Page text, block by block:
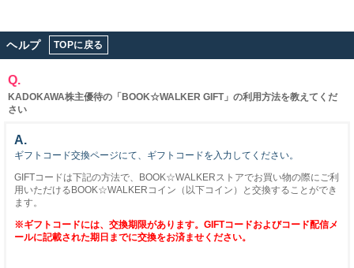
ヘルプ TOPに戻る
Q.
KADOKAWA株主優待の「BOOK☆WALKER GIFT」の利用方法を教えてくだ
さい
A.
ギフトコード交換ページにて、ギフトコードを入力してください。
GIFTコードは下記の方法で、BOOK☆WALKERストアでお買い物の際にご利
用いただけるBOOK☆WALKERコイン（以下コイン）と交換することができ
ます。
※ギフトコードには、交換期限があります。GIFTコードおよびコード配信メ
ールに記載された期日までに交換をお済ませください。